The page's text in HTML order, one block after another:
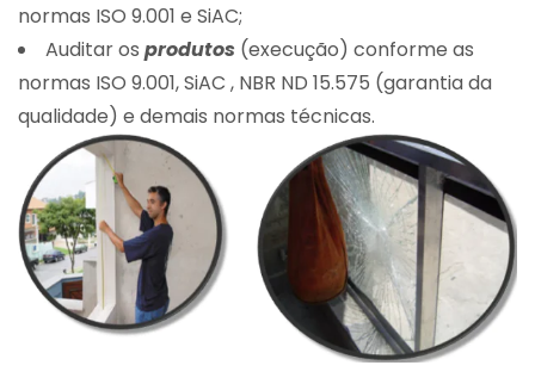
normas ISO 9.001 e SiAC;
Auditar os produtos (execução) conforme as
normas ISO 9.001, SiAC , NBR ND 15.575 (garantia da
qualidade) e demais normas técnicas.